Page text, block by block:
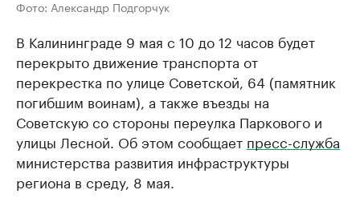
Фото: Александр Подгорчук
В Калининграде 9 мая с 10 до 12 часов будет
перекрыто движение транспорта от
перекрестка по улице Советской, 64 (памятник
погибшим воинам), а также въезды на
Советскую со стороны переулка Паркового и
улицы Лесной. Об этом сообщает пресс-служба
министерства развития инфраструктуры
региона в среду, 8 мая.